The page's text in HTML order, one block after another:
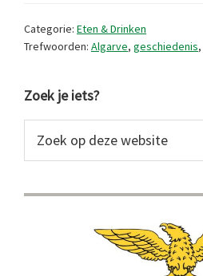
Categorie: Eten & Drinken
Trefwoorden: Algarve, geschiedenis,
Primaire
Sidebar
Zoek je iets?
op
website